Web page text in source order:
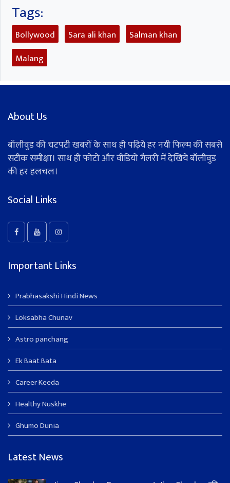
Tags:
Bollywood Sara ali khan
Salman khan
Malang
About Us
बॉलीवुड की चटपटी खबरों के साथ ही पढ़िये हर नयी फिल्म की सबसे
सटीक समीक्षा। साथ ही फोटो और वीडियो गैलरी में देखिये बॉलीवुड
की हर हलचल।
Social Links
Important Links
Prabhasakshi Hindi News
Loksabha Chunav
Astro panchang
Ek Baat Bata
Career Keeda
Healthy Nuskhe
Ghumo Dunia
Latest News